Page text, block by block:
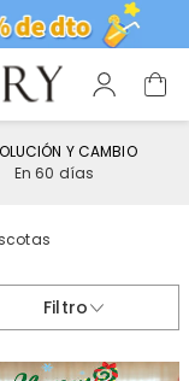
Y CAMBIO
En 60 días
Filtro